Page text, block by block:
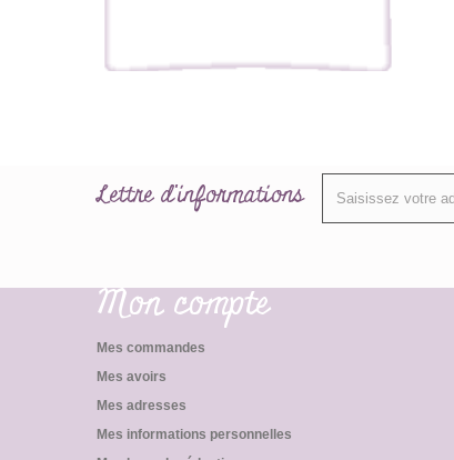
Lettre d'informations
Mon compte
Mes commandes
Mes avoirs
Mes adresses
Mes informations personnelles